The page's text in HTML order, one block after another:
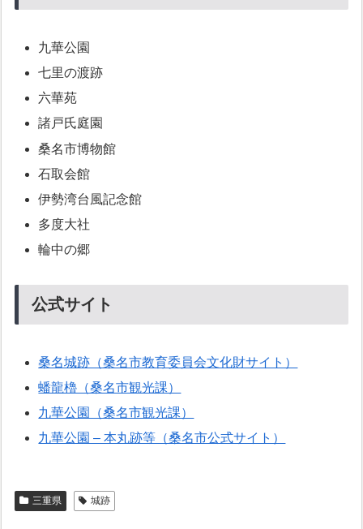
九華公園
七里の渡跡
六華苑
諸戸氏庭園
桑名市博物館
石取会館
伊勢湾台風記念館
多度大社
輪中の郷
公式サイト
桑名城跡（桑名市教育委員会文化財サイト）
蟠龍櫓（桑名市観光課）
九華公園（桑名市観光課）
九華公園 – 本丸跡等（桑名市公式サイト）
三重県 城跡